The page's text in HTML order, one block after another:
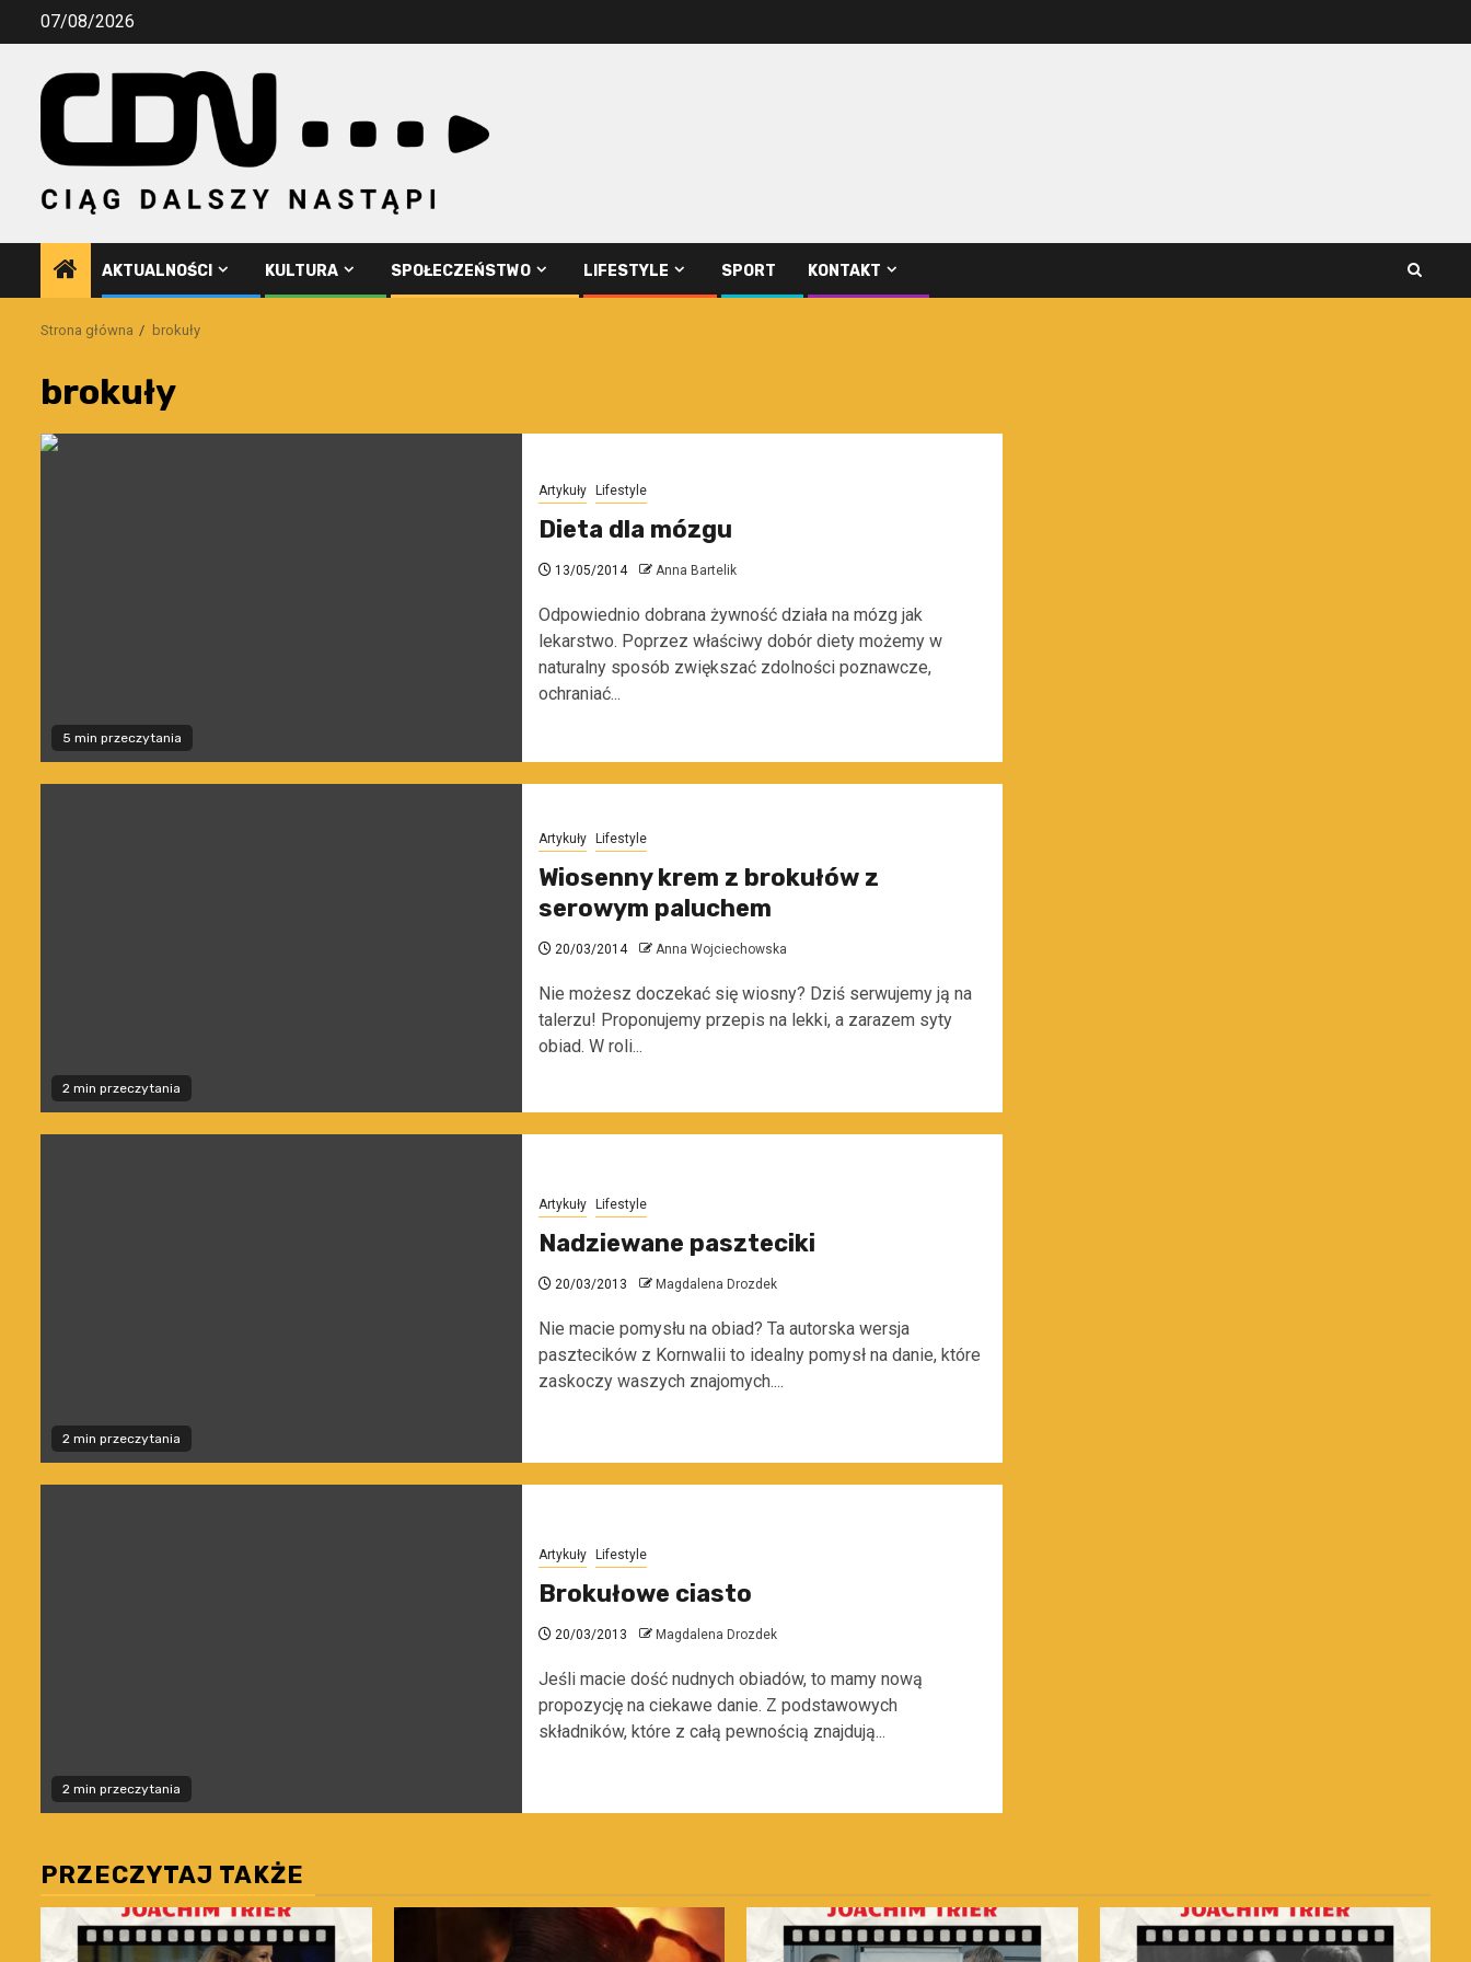
Przejdź07/08/2026
AKTUALNOŚCI KULTURA SPOŁECZEŃSTWO LIFESTYLE SPORT KONTAKT
Strona główna brokuły
brokuły
5 min przeczytania
Artykuły Lifestyle
Dieta dla mózgu
13/05/2014 Anna Bartelik
Odpowiednio dobrana żywność działa na mózg jak
lekarstwo. Poprzez właściwy dobór diety możemy w
naturalny sposób zwiększać zdolności poznawcze,
ochraniać...
2 min przeczytania
Artykuły Lifestyle
Wiosenny krem z brokułów z
serowym paluchem
20/03/2014 Anna Wojciechowska
Nie możesz doczekać się wiosny? Dziś serwujemy ją na
talerzu! Proponujemy przepis na lekki, a zarazem syty
obiad. W roli...
2 min przeczytania
Artykuły Lifestyle
Nadziewane paszteciki
20/03/2013 Magdalena Drozdek
Nie macie pomysłu na obiad? Ta autorska wersja
pasztecików z Kornwalii to idealny pomysł na danie, które
zaskoczy waszych znajomych....
2 min przeczytania
Artykuły Lifestyle
Brokułowe ciasto
20/03/2013 Magdalena Drozdek
Jeśli macie dość nudnych obiadów, to mamy nową
propozycję na ciekawe danie. Z podstawowych
składników, które z całą pewnością znajdują...
PRZECZYTAJ TAKŻE